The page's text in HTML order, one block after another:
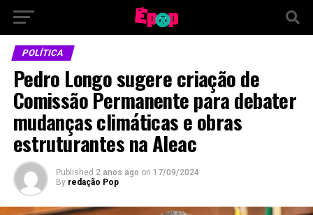
POLÍTICA
Pedro Longo sugere criação de
Comissão Permanente para debater
mudanças climáticas e obras
estruturantes na Aleac
Published 2 anos ago on 17/09/2024
By redação Pop